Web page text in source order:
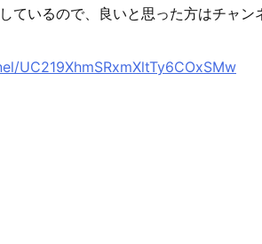
ているので、良いと思った方はチャン
UC219XhmSRxmXltTy6COxSMw